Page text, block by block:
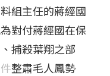
組主任的蔣經國
對付蔣經國在保
捕殺葉翔之部
整肅毛人鳳勢